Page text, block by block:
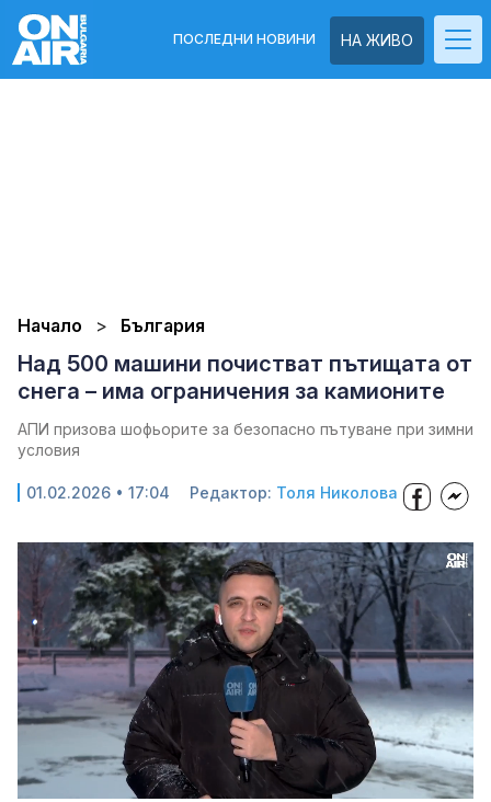
НА ЖИВО
ПОСЛЕДНИ НОВИНИ
Начало България
Над 500 машини почистват пътищата от
снега – има ограничения за камионите
АПИ призова шофьорите за безопасно пътуване при зимни
условия
01.02.2026 • 17:04 Редактор: Толя Николова
Loaded
66.00%